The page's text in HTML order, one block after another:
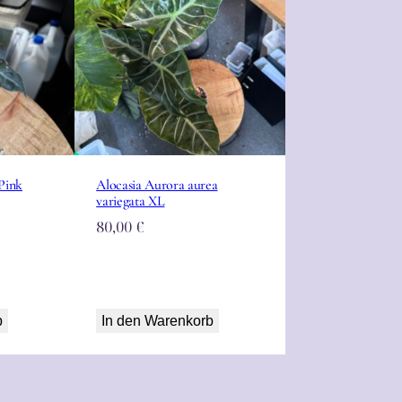
Alocasia Aurora aurea
variegata XL
80,00 €
In den Warenkorb